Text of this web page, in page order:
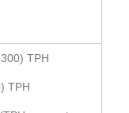
TPH
TPH